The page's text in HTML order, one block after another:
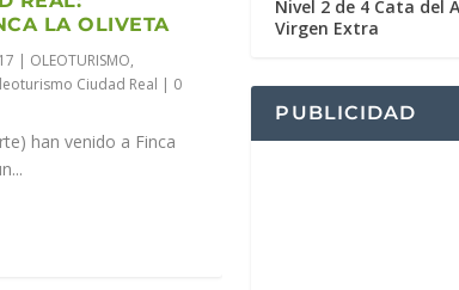
LA OLIVETA
| OLEOTURISMO,
Ciudad Real | 0
han venido a Finca
Nivel 2 de 4 Cata del
Virgen Extra
PUBLICIDAD